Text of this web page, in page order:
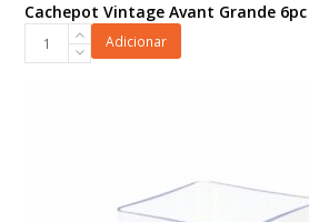
Cachepot Vintage Avant Grande
Cachepot
Adicionar